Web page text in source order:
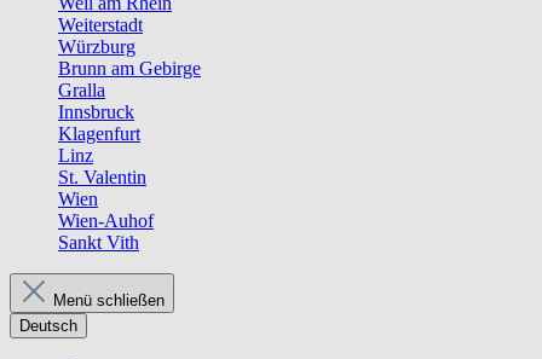
Weiterstadt
Würzburg
Brunn am Gebirge
Gralla
Innsbruck
Klagenfurt
Linz
St. Valentin
Wien
Wien-Auhof
Sankt Vith
Menü schließen
Deutsch